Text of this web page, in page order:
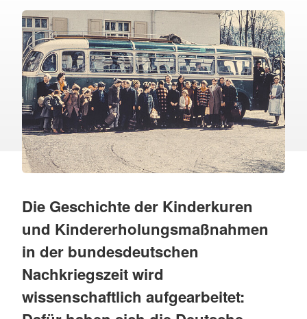
Die Geschichte der Kinderkuren
und Kindererholungsmaßnahmen
in der bundesdeutschen
Nachkriegszeit wird
wissenschaftlich aufgearbeitet: